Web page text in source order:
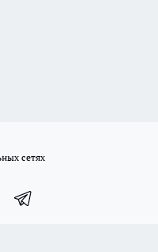
сетях